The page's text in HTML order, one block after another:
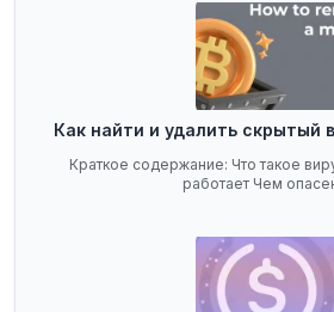
Как найти и удалить скрытый
Краткое содержание: Что такое
работает Чем